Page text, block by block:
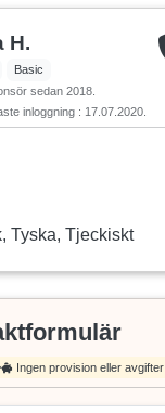
H.
Basic
sedan 2018.
inloggning : 17.07.2020.
Tyska, Tjeckiskt
Ingen provision eller avgifter